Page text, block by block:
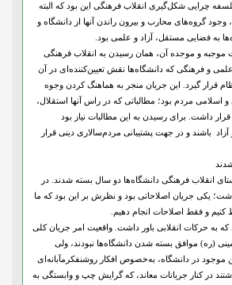
چرایی شکل‌گیری انقلاب فرهنگی این بود که البته
وجود گروه‌های محارب و بیرون راندن آنها از دانشگاه و
به فضایی مستقل، آزاد و علمی بود.
موجبه و موجده آن، همان رسیدن به انقلاب فرهنگی
علمی و فرهنگی که دانشگاه‌ها نقش تعیین‌کننده‌ای در آن
قرار گیرد. این جریان منجر به هماهنگ کردن وجوه
اسلامی مردم بود؛ مطالباتی که در راس آنها استقلال،
داشت. برای رسیدن به این مطالبات نیاز بود
باشند و در جهت پشتیبانی مردم‌سالاری دینی قرار
انقلاب فرهنگی دانشگاه‌ها دو سال بسته شدند. در
یکی جریان اصلاحاتی بود و نظرش بر این بود که ما
و فقط اصلاحات انجام دهیم.
که به حرکات انقلابی باور داشت. واقعیت امر جریان کلی
(ره) موافق بسته شدن دانشگاه‌ها نبودند، ولی
موجود در دانشگاه، به‌خصوص افکار روشنفکر‌مآبانه‌ای
در کنار جریانات معاند، که گرایش چپ و وابستگی به